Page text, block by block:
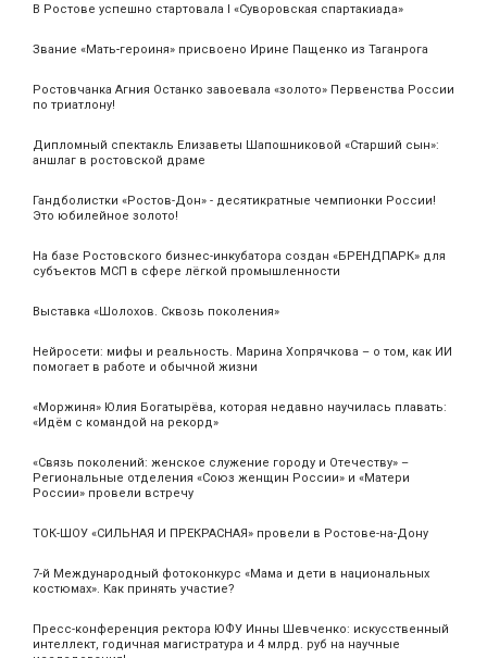
В Ростове успешно стартовала I «Суворовская спартакиада»
Звание «Мать‑героиня» присвоено Ирине Пащенко из Таганрога
Ростовчанка Агния Останко завоевала «золото» Первенства России
по триатлону!
Дипломный спектакль Елизаветы Шапошниковой «Старший сын»:
аншлаг в ростовской драме
Гандболистки «Ростов-Дон» - десятикратные чемпионки России!
Это юбилейное золото!
На базе Ростовского бизнес-инкубатора создан «БРЕНДПАРК» для
субъектов МСП в сфере лёгкой промышленности
Выставка «Шолохов. Сквозь поколения»
Нейросети: мифы и реальность. Марина Хопрячкова – о том, как ИИ
помогает в работе и обычной жизни
«Моржиня» Юлия Богатырёва, которая недавно научилась плавать:
«Идём с командой на рекорд»
«Связь поколений: женское служение городу и Отечеству» –
Региональные отделения «Союз женщин России» и «Матери
России» провели встречу
ТОК-ШОУ «СИЛЬНАЯ И ПРЕКРАСНАЯ» провели в Ростове-на-Дону
7-й Международный фотоконкурс «Мама и дети в национальных
костюмах». Как принять участие?
Пресс-конференция ректора ЮФУ Инны Шевченко: искусственный
интеллект, годичная магистратура и 4 млрд. руб на научные